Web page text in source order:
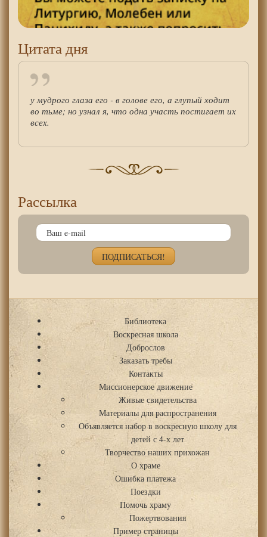
Цитата дня
у мудрого глаза его - в голове его, а глупый ходит
во тьме; но узнал я, что одна участь постигает их
всех.
Рассылка
Библиотека
Воскресная школа
Доброслов
Заказать требы
Контакты
Миссионерское движение
Живые свидетельства
Материалы для распространения
Объявляется набор в воскресную школу для
детей с 4-х лет
Творчество наших прихожан
О храме
Ошибка платежа
Поездки
Помочь храму
Пожертвования
Пример страницы